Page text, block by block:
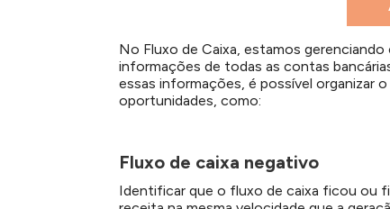
No Fluxo de Caixa, estamos
informações de todas as contas
essas informações, é possível organizar
oportunidades, como:
Fluxo de caixa negativo
Identificar que o fluxo de caixa ficou ou